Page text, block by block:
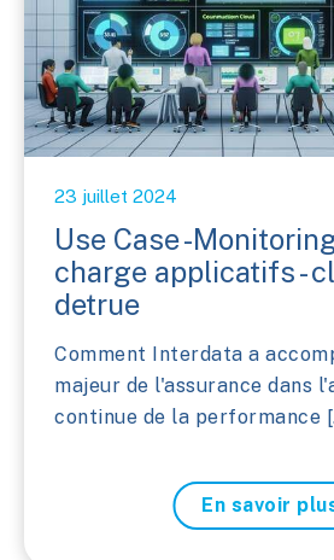
23 juillet 2024
Use Case -
charge applicatifs -
detrue
Comment Interdata a
majeur de l'assurance dans
continue de la performance
En savoir